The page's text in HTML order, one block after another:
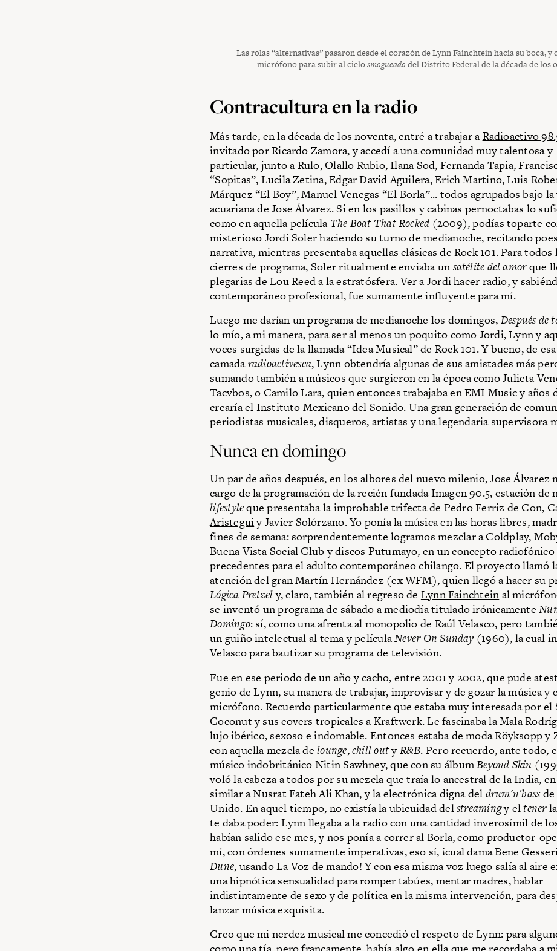
Las rolas “alternativas” pasaron desde el corazón de Lynn Fainchtein hacia su boca, y
micrófono para subir al cielosmogueado del Distrito Federal de la década de los
Contracultura en la radio
Más tarde, en la década de los noventa, entré a trabajar aRadioactivo
invitado por Ricardo Zamora, y accedí a una comunidad muy talentosa y
particular, junto a Rulo, Olallo Rubio, Ilana Sod, Fernanda Tapia,
“Sopitas”, Lucila Zetina, Edgar David Aguilera, Erich Martino, Luis
Márquez “El Boy”, Manuel Venegas “El Borla”... todos agrupados bajo
acuariana de Jose Álvarez. Si en los pasillos y cabinas pernoctabas lo
como en aquella películaThe Boat That Rocked (2009), podías toparte
misterioso Jordi Soler haciendo su turno de medianoche, recitando
narrativa, mientras presentaba aquellas clásicas de Rock 101. Para todos
cierres de programa, Soler ritualmente enviaba un satélite del amorque
plegarias deLou Reeda la estratósfera. Ver a Jordi hacer radio, y
contemporáneo profesional, fue sumamente influyente para mí.
Luego me darían un programa de medianoche los domingos, Después de
lo mío, a mi manera, para ser al menos un poquito como Jordi, Lynn y
voces surgidas de la llamada “Idea Musical” de Rock 101. Y bueno, de
camadaradioactivesca, Lynn obtendría algunas de sus amistades más
sumando también a músicos que surgieron en la época como Julieta
Tacvbos, o Camilo Lara, quien entonces trabajaba en EMI Music y años
crearía el Instituto Mexicano del Sonido. Una gran generación de
periodistas musicales, disqueros, artistas y una legendaria supervisora
Nunca en domingo
Un par de años después, en los albores del nuevo milenio, Jose Álvarez
cargo de la programación de la recién fundada Imagen 90.5, estación de
lifestyleque presentaba la improbable trifecta de Pedro Ferriz de Con,
Aristeguiy Javier Solórzano. Yo ponía la música en las horas libres,
fines de semana: sorprendentemente logramos mezclar a Coldplay,
Buena Vista Social Club y discos Putumayo, en un concepto
precedentes para el adulto contemporáneo chilango. El proyecto llamó
atención del gran Martín Hernández (ex WFM), quien llegó a hacer su
Lógica Pretzely, claro, también al regreso de Lynn Fainchtein al
se inventó un programa de sábado a mediodía titulado irónicamente
Domingo: sí, como una afrenta al monopolio de Raúl Velasco, pero
un guiño intelectual al tema y películaNever On Sunday (1960), la cual
Velasco para bautizar su programa de televisión.
Fue en ese periodo de un año y cacho, entre 2001 y 2002, que pude
genio de Lynn, su manera de trabajar, improvisar y de gozar la música y
micrófono. Recuerdo particularmente que estaba muy interesada por el
Coconut y sus covers tropicales a Kraftwerk. Le fascinaba la Mala
lujo ibérico, sexoso e indomable. Entonces estaba de moda Röyksopp y
con aquella mezcla delounge,chill outy R&B. Pero recuerdo, ante todo,
músico indobritánico Nitin Sawhney, que con su álbumBeyond Skin
voló la cabeza a todos por su mezcla que traía lo ancestral de la India,
similar a Nusrat Fateh Ali Khan, y la electrónica digna del drum'n'bassde
Unido. En aquel tiempo, no existía la ubicuidad delstreamingy eltener
te daba poder: Lynn llegaba a la radio con una cantidad inverosímil de
habían salido ese mes, y nos ponía a correr al Borla, como productor-
mí, con órdenes sumamente imperativas, eso sí, ¡cual dama Bene
Dune, usando La Voz de mando! Y con esa misma voz luego salía al aire
una hipnótica sensualidad para romper tabúes, mentar madres, hablar
indistintamente de sexo y de política en la misma intervención, para
lanzar música exquisita.
Creo que mi nerdez musical me concedió el respeto de Lynn: para